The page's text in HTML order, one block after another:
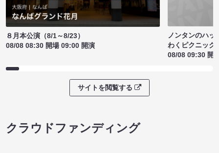
８月本公演（8/1～8/23）
08/08 08:30 開場 09:00 開演
ノンタンのハッ
わくピクニック
08/08 09:30 開
サイトを閲覧する
クラウドファンディング